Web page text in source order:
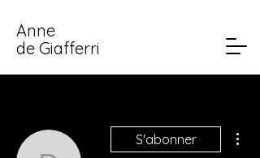
Anne
de Giafferri
S'abonner